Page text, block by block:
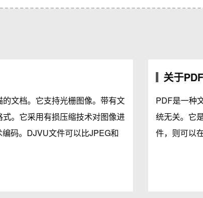
文档。它支持光栅图像。带有文
。它采用有损压缩技术对图像进
码。DJVU文件可以比JPEG和
关于
PDF是一种
统无关。它
件，则可以